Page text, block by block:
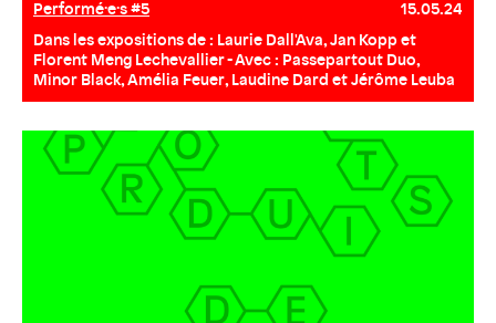
Performé·e·s #5
15.05.24
Dans les expositions de : Laurie Dall'Ava, Jan Kopp et
Florent Meng Lechevallier - Avec : Passepartout Duo,
Minor Black, Amélia Feuer, Laudine Dard et Jérôme Leuba